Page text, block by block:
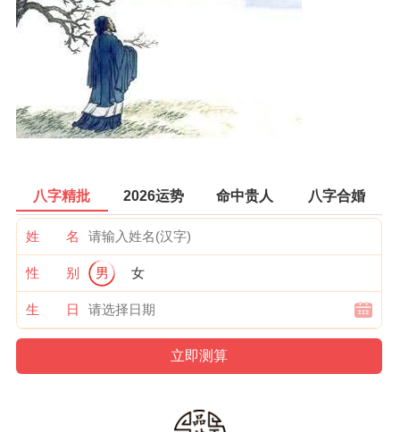
八字精批 2026运势 命中贵人 八字合婚
姓 名
性 别 男 女
生 日